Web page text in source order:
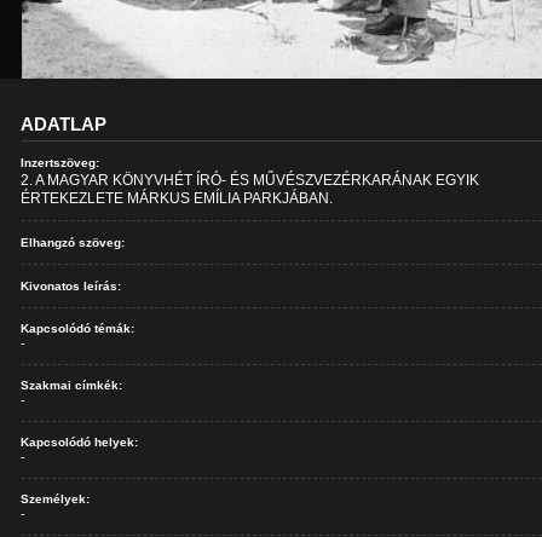
ADATLAP
Inzertszöveg:
2. A MAGYAR KÖNYVHÉT ÍRÓ- ÉS MŰVÉSZVEZÉRKARÁNAK EGYIK
ÉRTEKEZLETE MÁRKUS EMÍLIA PARKJÁBAN.
Elhangzó szöveg:
Kivonatos leírás:
Kapcsolódó témák:
-
Szakmai címkék:
-
Kapcsolódó helyek:
-
Személyek:
-